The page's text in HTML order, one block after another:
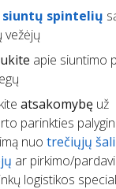
siuntų spintelių
vežėjų
apie siuntimo
atsakomybę už
parinkties
nuo trečiųjų
ar pirkimo/
logistikos